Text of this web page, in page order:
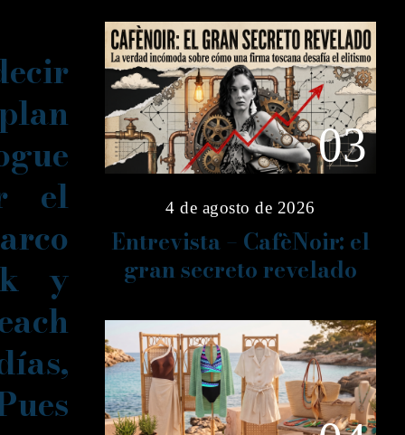
el
y
03
4 de agosto de 2026
Entrevista – CafèNoir: el
gran secreto revelado